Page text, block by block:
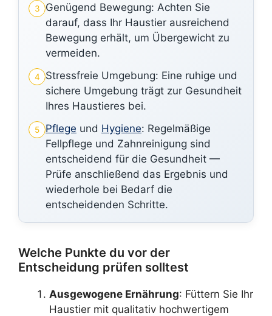
3
Genügend Bewegung: Achten Sie
darauf, dass Ihr Haustier ausreichend
Bewegung erhält, um Übergewicht zu
vermeiden.
4
Stressfreie Umgebung: Eine ruhige und
sichere Umgebung trägt zur Gesundheit
Ihres Haustieres bei.
5 Pflege und Hygiene: Regelmäßige
Fellpflege und Zahnreinigung sind
entscheidend für die Gesundheit —
Prüfe anschließend das Ergebnis und
wiederhole bei Bedarf die
entscheidenden Schritte.
Welche Punkte du vor der
Entscheidung prüfen solltest
Ausgewogene Ernährung: Füttern Sie Ihr
Haustier mit qualitativ hochwertigem